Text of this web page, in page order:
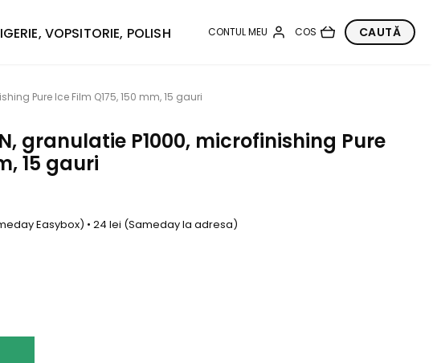
VOPSITORIE, POLISH
Pure Ice Film Q175, 150 mm, 15 gauri
granulatie P1000, microfinishing Pure
15 gauri
Easybox) • 24 lei (Sameday la adresa)